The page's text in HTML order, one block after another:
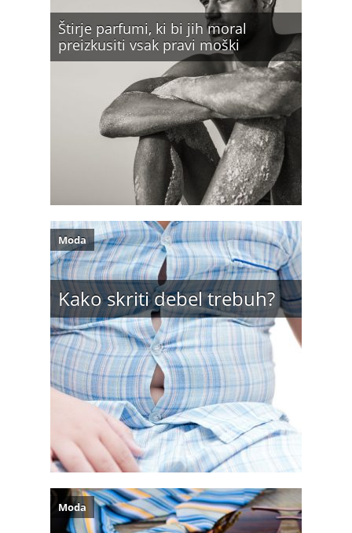
Štirje parfumi, ki bi jih moral
preizkusiti vsak pravi moški
Kako skriti debel trebuh?
Moda
Moda